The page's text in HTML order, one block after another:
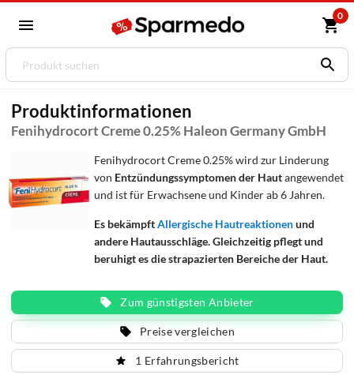
0
Produktinformationen
Fenihydrocort Creme 0.25% Haleon Germany GmbH
Fenihydrocort Creme 0.25% wird zur Linderung
von Entzündungssymptomen der Hautangewendet
und ist für Erwachsene und Kinder ab 6 Jahren.
Es bekämpftAllergische Hautreaktionenund
andere Hautausschläge. Gleichzeitig pflegt und
beruhigt es die strapazierten Bereiche der Haut.
Zum günstigsten Anbieter
Preise vergleichen
1 Erfahrungsbericht